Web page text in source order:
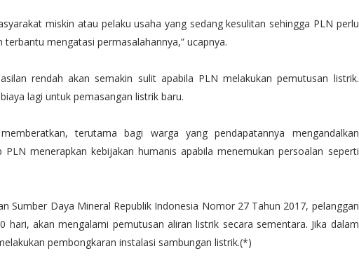
miskin atau pelaku usaha yang sedang kesulitan sehingga PLN perlu
mengatasi permasalahannya,” ucapnya.
rendah akan semakin sulit apabila PLN melakukan pemutusan listrik.
lagi untuk pemasangan listrik baru.
terutama bagi warga yang pendapatannya mengandalkan
menerapkan kebijakan humanis apabila menemukan persoalan seperti
Sumber Daya Mineral Republik Indonesia Nomor 27 Tahun 2017, pelanggan
hari, akan mengalami pemutusan aliran listrik secara sementara. Jika dalam
pembongkaran instalasi sambungan listrik.(*)